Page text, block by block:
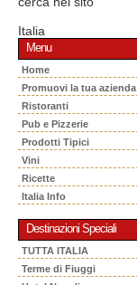
Italia
Menu
Home
Promuovi la tua azienda
Ristoranti
Pub e Pizzerie
Prodotti Tipici
Vini
Ricette
Italia Info
Destinazioni Speciali
TUTTA ITALIA
Terme di Fiuggi